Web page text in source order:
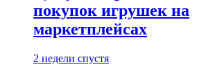
покупок игрушек на
маркетплейсах
2 недели спустя